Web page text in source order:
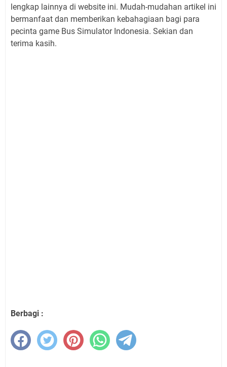
lengkap lainnya di website ini. Mudah-mudahan artikel ini
bermanfaat dan memberikan kebahagiaan bagi para
pecinta game Bus Simulator Indonesia. Sekian dan
terima kasih.
Berbagi :